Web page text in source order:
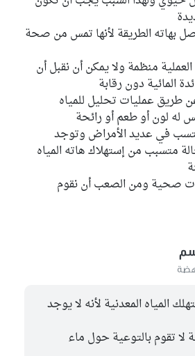
بهاته الطريقة لأنها تمس من صحة
منظمة ولا يمكن أن نقبل أن
المائية دون رقابة
طريق عمليات تحليل للمياه
له لون أو طعم أو رائحة
في عديد الأمراض وتوجد
3000 حالة متسبب من إستهلاك هاته المياه
صحية ومن الصعب أن نقوم
المياه المعدنية لأنه لا يوجد
لا تقوم بالتوعية حول ماء